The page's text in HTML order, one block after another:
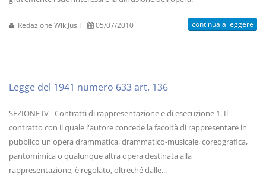
Redazione WikiJus I 05/07/2010 continua a leggere
Legge del 1941 numero 633 art. 136
SEZIONE IV - Contratti di rappresentazione e di esecuzione 1. Il
contratto con il quale l'autore concede la facoltà di rappresentare in
pubblico un'opera drammatica, drammatico-musicale, coreografica,
pantomimica o qualunque altra opera destinata alla
rappresentazione, è regolato, oltreché dalle...